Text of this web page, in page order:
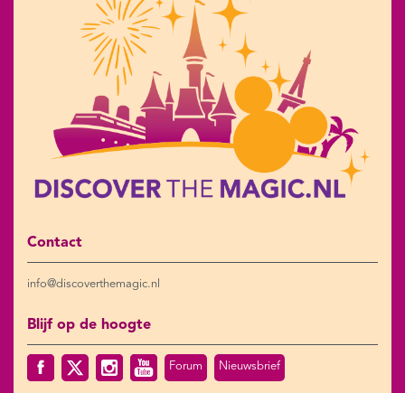
Contact
info@discoverthemagic.nl
Blijf op de hoogte
Forum Nieuwsbrief